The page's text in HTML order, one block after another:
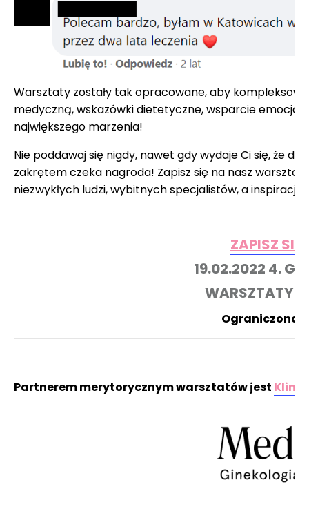
Warsztaty zostały tak opracowane, aby
medyczną, wskazówki dietetyczne, wsparcie
największego marzenia!
Nie poddawaj się nigdy, nawet gdy wydaje Ci się, że
zakrętem czeka nagroda! Zapisz się na nasz
niezwykłych ludzi, wybitnych specjalistów, a
ZAPISZ SIĘ
19.02.2022 4.
WARSZTATY
Ograniczona
Partnerem merytorycznym warsztatów jest